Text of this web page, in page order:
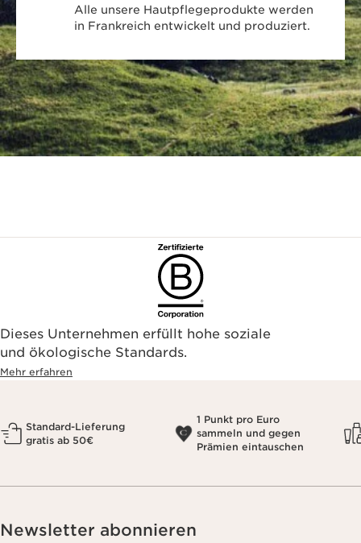
Alle unsere Hautpflegeprodukte werden
in Frankreich entwickelt und produziert.
Dieses Unternehmen erfüllt hohe soziale
und ökologische Standards.
Mehr erfahren
Standard-Lieferung
gratis ab 50€
1 Punkt pro Euro
sammeln und gegen
Prämien eintauschen
Newsletter abonnieren